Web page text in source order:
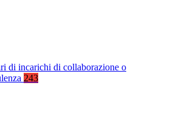
di incarichi di collaborazione o
243